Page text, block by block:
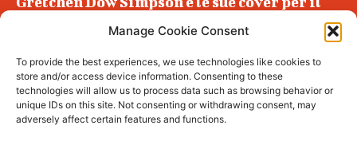
Manage Cookie Consent
To provide the best experiences, we use technologies like cookies to
store and/or access device information. Consenting to these
technologies will allow us to process data such as browsing behavior or
unique IDs on this site. Not consenting or withdrawing consent, may
adversely affect certain features and functions.
Podlech, il Cile lo ha condannato
all’ergastolo
Era ubriaca…